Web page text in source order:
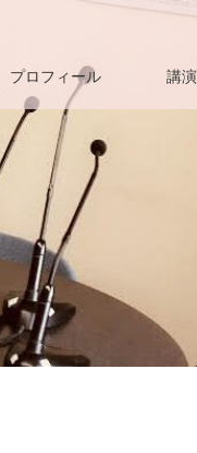
プロフィール 講